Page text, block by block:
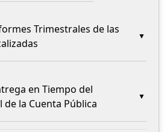
Trimestrales de las
en Tiempo del
la Cuenta Pública